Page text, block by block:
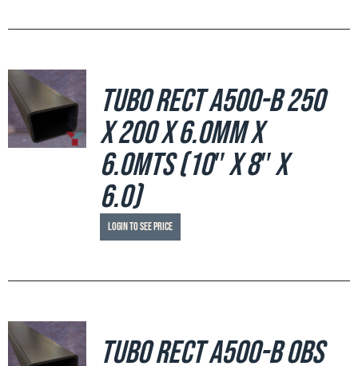
Tubo Rect A500-B 250
x 200 x 6.0mm x
6.0mts (10″ x 8″ x
6.0)
Login to see price
Tubo Rect A500-B OBS